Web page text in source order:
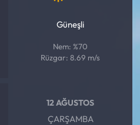
Güneşli
Nem: %70
Rüzgar: 8.69 m/s
12 AĞUSTOS
ÇARŞAMBA